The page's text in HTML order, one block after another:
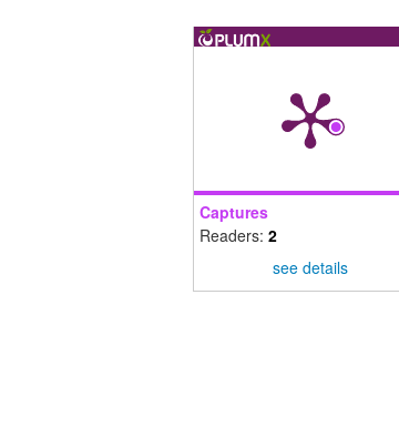
Captures
Readers: 2
see details